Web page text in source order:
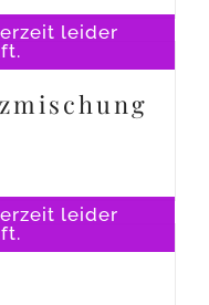
leider
leider